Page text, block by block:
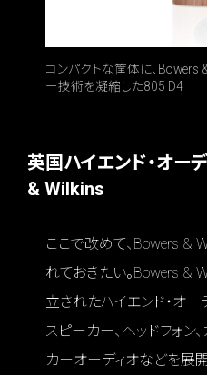
コンパクトな筐体に、Bowers
ー技術を凝縮した805 D4
英国ハイエンド・オー
& Wilkins
ここで改めて、Bowers &
れておきたい。Bowers &
立されたハイエンド・オー
スピーカー、ヘッドフォン
カーオーディオなどを展